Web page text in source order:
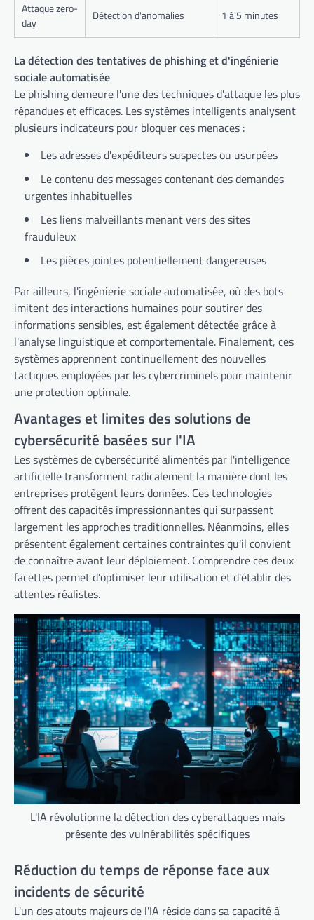
Attaque zero-
day
Détection d'anomalies 1 à 5 minutes
La détection des tentatives de phishing et d'ingénierie
sociale automatisée
Le phishing demeure l'une des techniques d'attaque les plus
répandues et efficaces. Les systèmes intelligents analysent
plusieurs indicateurs pour bloquer ces menaces :
Les adresses d'expéditeurs suspectes ou usurpées
Le contenu des messages contenant des demandes
urgentes inhabituelles
Les liens malveillants menant vers des sites
frauduleux
Les pièces jointes potentiellement dangereuses
Par ailleurs, l'ingénierie sociale automatisée, où des bots
imitent des interactions humaines pour soutirer des
informations sensibles, est également détectée grâce à
l'analyse linguistique et comportementale. Finalement, ces
systèmes apprennent continuellement des nouvelles
tactiques employées par les cybercriminels pour maintenir
une protection optimale.
Avantages et limites des solutions de
cybersécurité basées sur l'IA
Les systèmes de cybersécurité alimentés par l'intelligence
artificielle transforment radicalement la manière dont les
entreprises protègent leurs données. Ces technologies
offrent des capacités impressionnantes qui surpassent
largement les approches traditionnelles. Néanmoins, elles
présentent également certaines contraintes qu'il convient
de connaître avant leur déploiement. Comprendre ces deux
facettes permet d'optimiser leur utilisation et d'établir des
attentes réalistes.
L'IA révolutionne la détection des cyberattaques mais
présente des vulnérabilités spécifiques
Réduction du temps de réponse face aux
incidents de sécurité
L'un des atouts majeurs de l'IA réside dans sa capacité à